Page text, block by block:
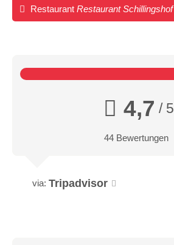
Restaurant Restaurant Schillingshof
4,7 / 5
44 Bewertungen
via: Tripadvisor